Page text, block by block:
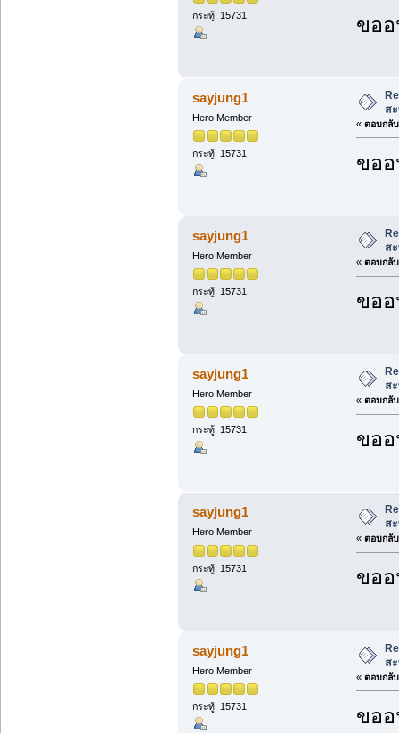
กระทู้: 15731 ขอ
sayjung1
Hero Member
กระทู้: 15731
ส
« ตอบกลั
ขอ
sayjung1
Hero Member
กระทู้: 15731
ส
« ตอบกลั
ขอ
sayjung1
Hero Member
กระทู้: 15731
ส
« ตอบกลั
ขอ
sayjung1
Hero Member
กระทู้: 15731
ส
« ตอบกลั
ขอ
sayjung1
Hero Member
กระทู้: 15731
ส
« ตอบกลั
ขอ